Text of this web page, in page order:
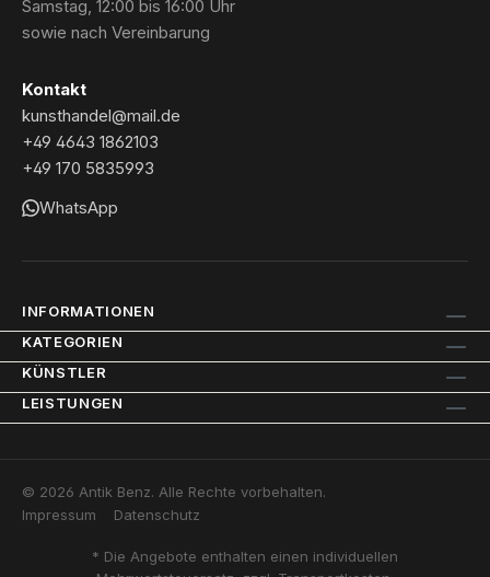
Samstag, 12:00 bis 16:00 Uhr
sowie nach Vereinbarung
Kontakt
kunsthandel@mail.de
+49 4643 1862103
+49 170 5835993
WhatsApp
INFORMATIONEN
KATEGORIEN
KÜNSTLER
LEISTUNGEN
© 2026 Antik Benz. Alle Rechte vorbehalten.
Impressum
Datenschutz
* Die Angebote enthalten einen individuellen